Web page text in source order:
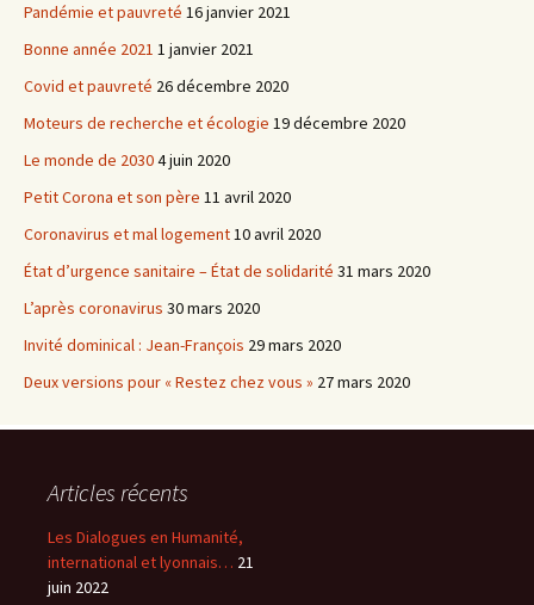
Pandémie et pauvreté 16 janvier 2021
Bonne année 2021 1 janvier 2021
Covid et pauvreté 26 décembre 2020
Moteurs de recherche et écologie 19 décembre 2020
Le monde de 20304 juin 2020
Petit Corona et son père 11 avril 2020
Coronavirus et mal logement10 avril 2020
État d’urgence sanitaire – État de solidarité 31 mars 2020
L’après coronavirus 30 mars 2020
Invité dominical : Jean-François 29 mars 2020
Deux versions pour « Restez chez vous » 27 mars 2020
Articles récents
Les Dialogues en Humanité,
international et lyonnais… 21
juin 2022